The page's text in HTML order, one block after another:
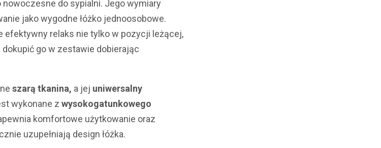
nowoczesne do sypialni. Jego wymiary
jako wygodne łóżko jednoosobowe.
efektywny relaks nie tylko w pozycji leżącej,
go w zestawie dobierając
szarą tkanina, a jej uniwersalny
wykonane z wysokogatunkowego
komfortowe użytkowanie oraz
uzupełniają design łóżka.